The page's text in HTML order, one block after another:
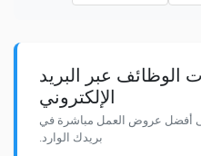
الوظائف عبر البريد
الإلكتروني
أفضل عروض العمل مباشرة في
بريدك الوارد.